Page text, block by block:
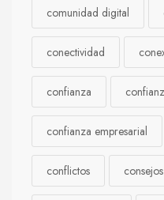
comunidad digital
conectividad
confianza
confianza empresarial
conflictos consejos